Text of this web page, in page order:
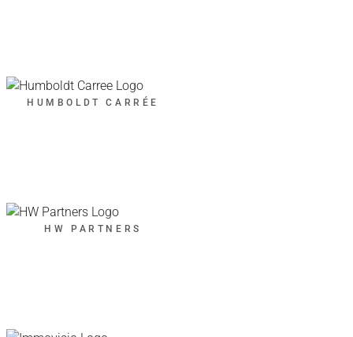
HUMBOLDT CARRÉE
HW PARTNERS